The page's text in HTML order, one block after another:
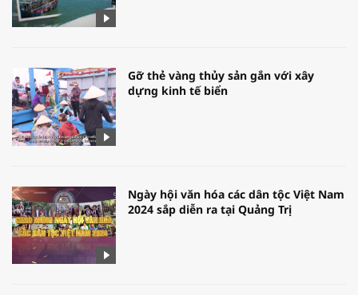
Gỡ thẻ vàng thủy sản gắn với xây
dựng kinh tế biển
Ngày hội văn hóa các dân tộc Việt Nam
2024 sắp diễn ra tại Quảng Trị